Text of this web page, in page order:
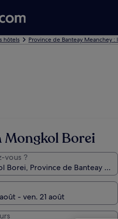
hôtels Province de Banteay Meanchey :
Mongkol Borei
vous ?
- ven. 21 août